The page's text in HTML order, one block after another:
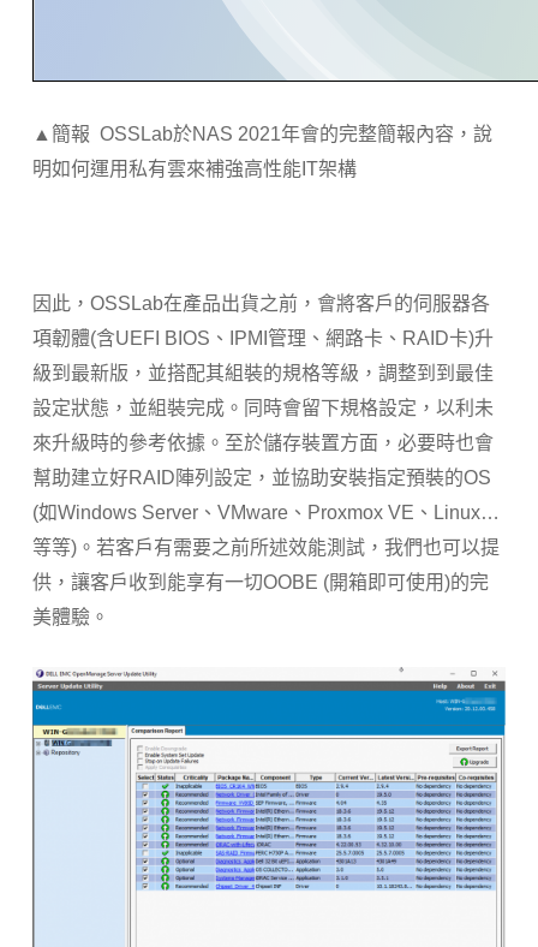
▲簡報 OSSLab於NAS 2021年會的完整簡報內容，說
明如何運用私有雲來補強高性能IT架構
因此，OSSLab在產品出貨之前，會將客戶的伺服器各
項韌體(含UEFI BIOS、IPMI管理、網路卡、RAID卡)升
級到最新版，並搭配其組裝的規格等級，調整到到最佳
設定狀態，並組裝完成。同時會留下規格設定，以利未
來升級時的參考依據。至於儲存裝置方面，必要時也會
幫助建立好RAID陣列設定，並協助安裝指定預裝的OS
(如Windows Server、VMware、Proxmox VE、Linux…
等等)。若客戶有需要之前所述效能測試，我們也可以提
供，讓客戶收到能享有一切OOBE (開箱即可使用)的完
美體驗。